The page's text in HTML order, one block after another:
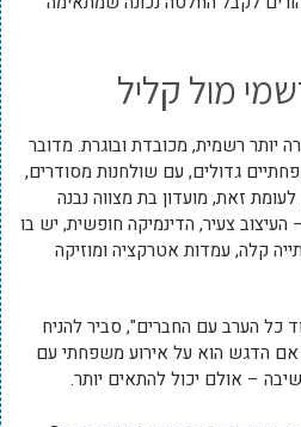
מול קליל
יותר רשמית, מכובדת ובוגרת. מדובר
גדולים, עם שולחנות מסודרים,
זאת, מועדון בת מצווה נבנה
צעיר, הדינמיקה חופשית, יש בו
קלה, עמדות אטרקציה ומוזיקה
כל הערב עם החברים", סביר להניח
אם הדגש הוא על אירוע משפחתי עם
– אולם יכול להתאים יותר.